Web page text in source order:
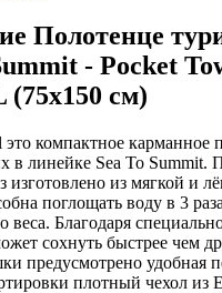
Полотенце
- Pocket
(75x150 см)
это компактное карманное
в линейке Sea To Summit.
изготовлено из мягкой и
поглощать воду в 3
веса. Благодаря
сохнуть быстрее чем
предусмотрено удобная
плотный чехол